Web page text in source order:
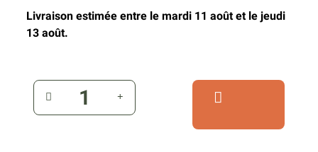
Livraison estimée entre le mardi 11 août et le jeudi
13 août.